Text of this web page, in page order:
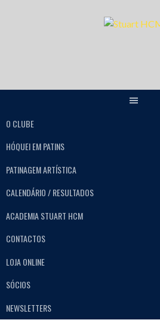
O CLUBE
HÓQUEI EM PATINS
PATINAGEM ARTÍSTICA
CALENDÁRIO / RESULTADOS
ACADEMIA STUART HCM
CONTACTOS
LOJA ONLINE
SÓCIOS
NEWSLETTERS